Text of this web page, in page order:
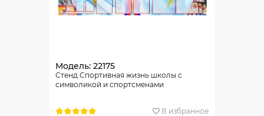
Модель: 22175
Стенд Спортивная жизнь школы с
символикой и спортсменами
В избранное